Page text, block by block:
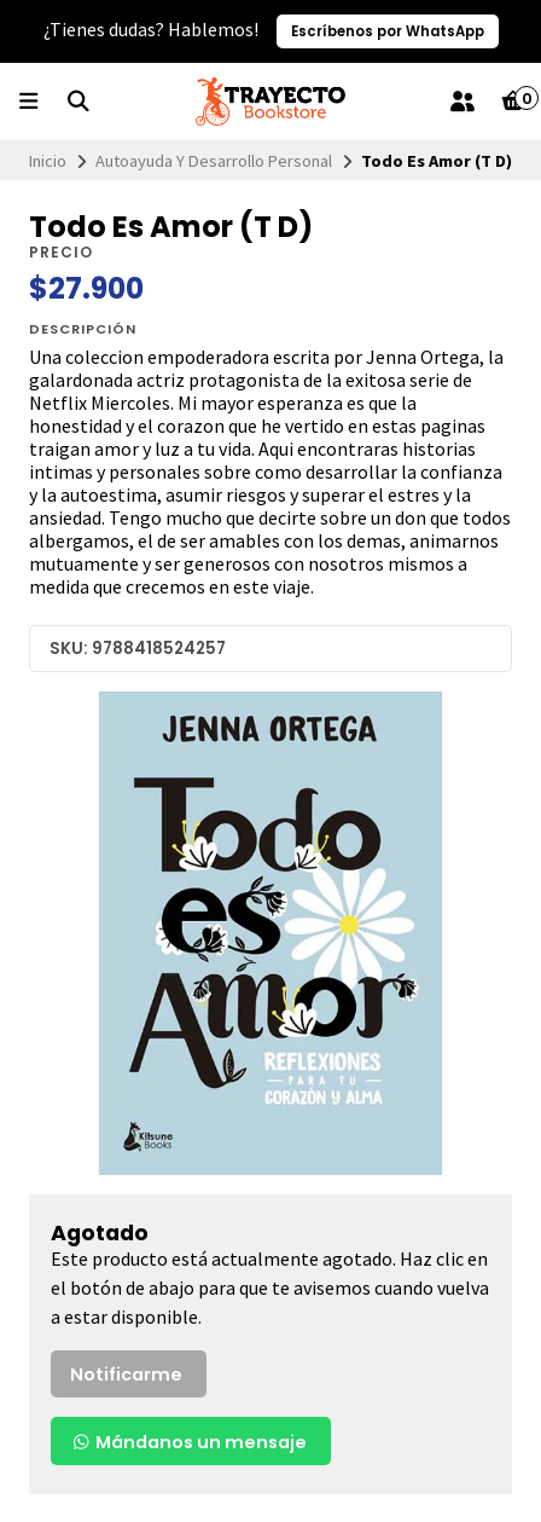
¿Tienes dudas? Hablemos! Escríbenos por WhatsApp
0
Inicio Autoayuda Y Desarrollo Personal Todo Es Amor (T D)
Todo Es Amor (T D)
PRECIO
$27.900
DESCRIPCIÓN
Una coleccion empoderadora escrita por Jenna Ortega, la
galardonada actriz protagonista de la exitosa serie de
Netflix Miercoles. Mi mayor esperanza es que la
honestidad y el corazon que he vertido en estas paginas
traigan amor y luz a tu vida. Aqui encontraras historias
intimas y personales sobre como desarrollar la confianza
y la autoestima, asumir riesgos y superar el estres y la
ansiedad. Tengo mucho que decirte sobre un don que todos
albergamos, el de ser amables con los demas, animarnos
mutuamente y ser generosos con nosotros mismos a
medida que crecemos en este viaje.
SKU: 9788418524257
Agotado
Este producto está actualmente agotado. Haz clic en
el botón de abajo para que te avisemos cuando vuelva
a estar disponible.
Notificarme
Mándanos un mensaje